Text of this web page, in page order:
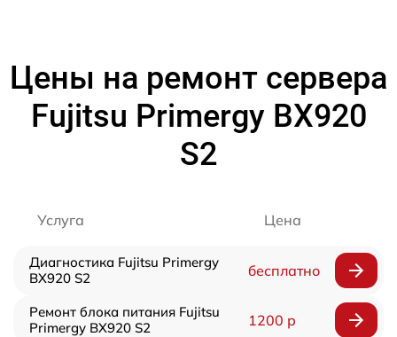
Цены на ремонт сервера
Fujitsu Primergy BX920
S2
Услуга Цена
Диагностика Fujitsu Primergy
BX920 S2
бесплатно
Ремонт блока питания Fujitsu
Primergy BX920 S2
1200 р